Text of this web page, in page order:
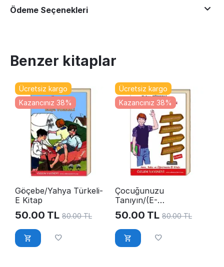
Ödeme Seçenekleri
Benzer kitaplar
Ücretsiz kargo
Kazancınız 38%
Göçebe/Yahya Türkeli-
E Kitap
50.00 TL 80.00 TL
Ücretsiz kargo
Kazancınız 38%
Çocuğunuzu
Tanıyın/(E-
Kitap)YahyaTürkeli
50.00 TL 80.00 TL